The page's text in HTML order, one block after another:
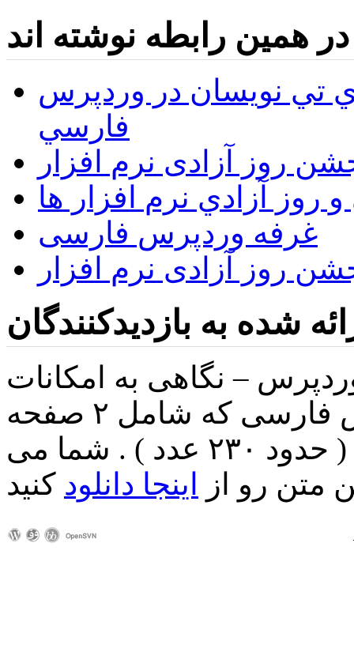
همین رابطه نوشته اند
تي نويسان در وردپرس
فارسي
روز آزادی نرم افزار
آزادي نرم افزار ها
غرفه وردپرس فارسی
روز آزادی نرم افزار
شده به بازدیدکنندگان
– نگاهی به امکانات
وردپرس و معرفی گروه وردپرس فارسی که شامل ۲ صفحه
بود بین بازدیدکنندگان پخش شد ( حدود ۲۳۰ عدد ) . شما می
متن رو از
اینجا دانلود